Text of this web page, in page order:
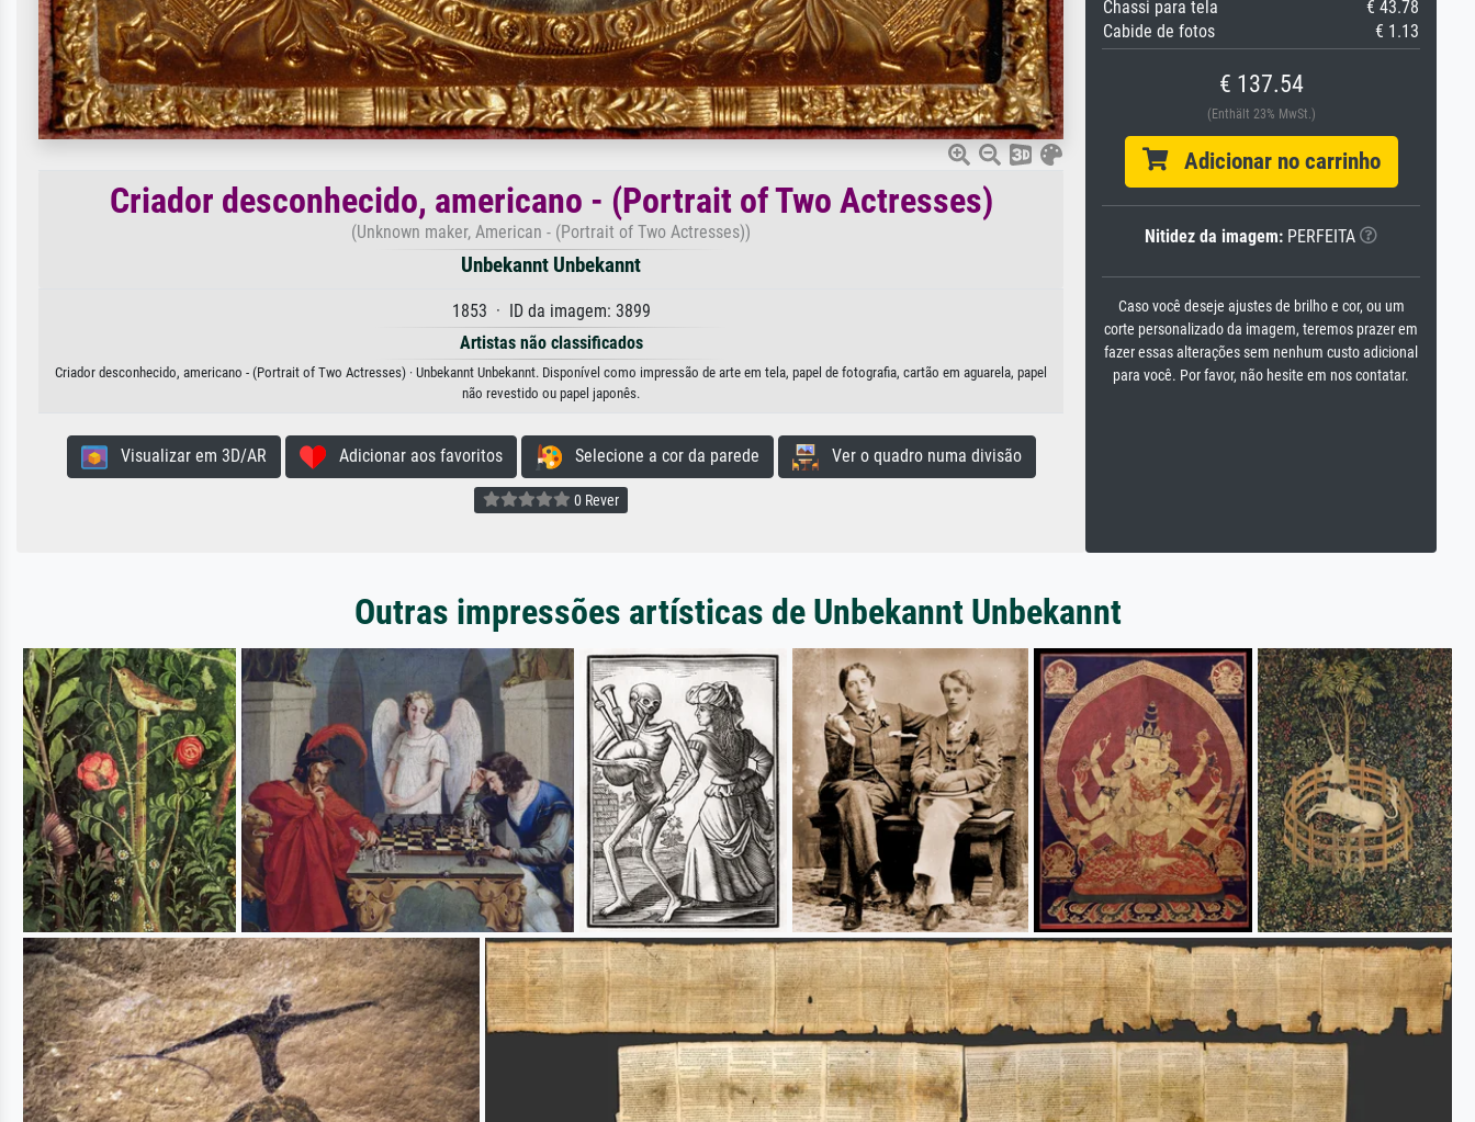
Criador desconhecido, americano - (Portrait of Two Actresses)
(Unknown maker, American - (Portrait of Two Actresses))
Unbekannt Unbekannt
1853 · ID da imagem: 3899
Artistas não classificados
Criador desconhecido, americano - (Portrait of Two Actresses) · Unbekannt Unbekannt. Disponível como impressão de arte em tela, papel de fotografia, cartão em aguarela, papel
não revestido ou papel japonês.
Visualizar em 3D/AR Adicionar aos favoritos Selecione a cor da parede Ver o quadro numa divisão
0 Rever
Chassi para tela
€ 43.78
Cabide de fotos
€ 1.13
€ 137.54
(Enthält 23% MwSt.)
Adicionar no carrinho
Nitidez da imagem: PERFEITA
Caso você deseje ajustes de brilho e cor, ou um
corte personalizado da imagem, teremos prazer em
fazer essas alterações sem nenhum custo adicional
para você. Por favor, não hesite em nos contatar.
Outras impressões artísticas de Unbekannt Unbekannt